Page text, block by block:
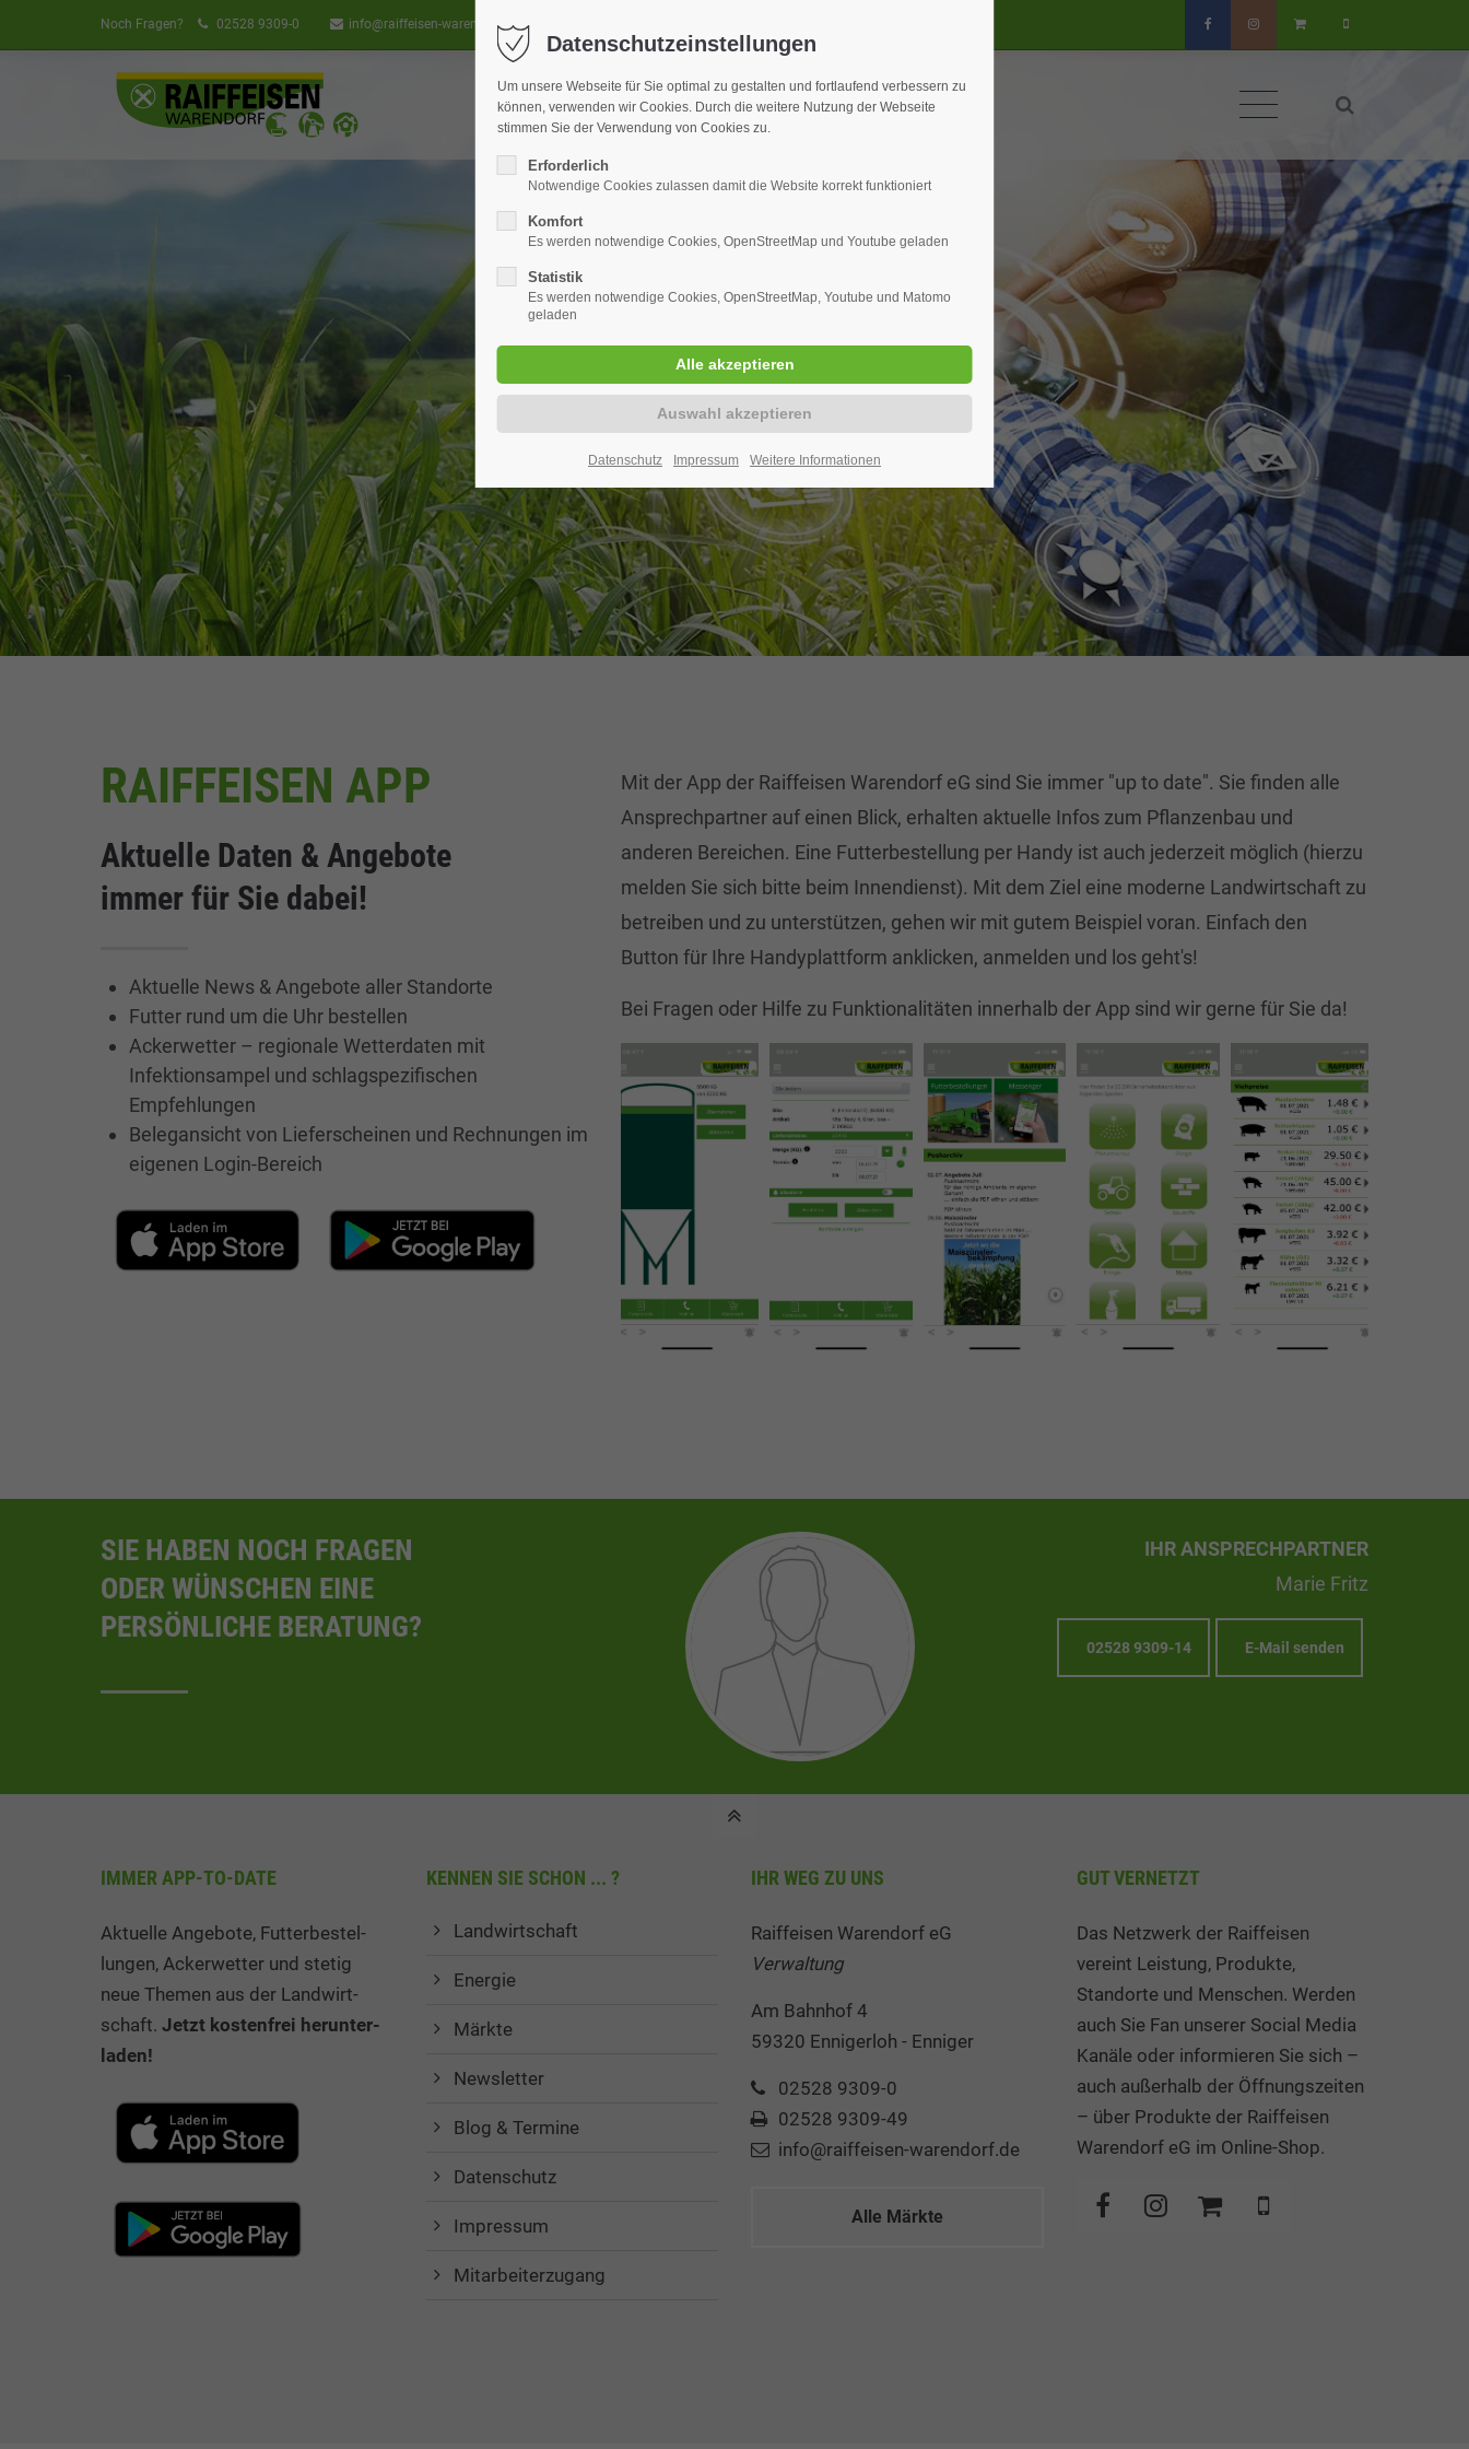
Noch Fragen? 02528 9309-0 info@raiffeisen-warendorf.de
RAIFFEISEN APP
Aktuelle Daten & Angebote
immer für Sie dabei!
Aktuelle News & Angebote aller Standorte
Futter rund um die Uhr bestellen
Ackerwetter – regionale Wetterdaten mit
Infektionsampel und schlagspezifischen
Empfehlungen
Belegansicht von Lieferscheinen und Rechnungen im
eigenen Login-Bereich
Mit der App der Raiffeisen Warendorf eG sind Sie immer "up to date". Sie finden alle
Ansprechpartner auf einen Blick, erhalten aktuelle Infos zum Pflanzenbau und
anderen Bereichen. Eine Futterbestellung per Handy ist auch jederzeit möglich (hierzu
melden Sie sich bitte beim Innendienst). Mit dem Ziel eine moderne Landwirtschaft zu
betreiben und zu unterstützen, gehen wir mit gutem Beispiel voran. Einfach den
Button für Ihre Handyplattform anklicken, anmelden und los geht's!
Bei Fragen oder Hilfe zu Funktionalitäten innerhalb der App sind wir gerne für Sie da!
SIE HABEN NOCH FRAGEN
ODER WÜNSCHEN EINE
PERSÖNLICHE BERATUNG?
IHR ANSPRECHPARTNER
Marie Fritz
E-Mail senden
02528 9309-14
IMMER APP-TO-DATE
Aktuelle Angebote, Fut­ter­be­stel­
lung­en, Ack­er­wet­ter und stetig
neue The­men aus der Land­wirt­
schaft. Jetzt kos­ten­frei her­un­ter­
la­den!
KENNEN SIE SCHON ... ?
Landwirtschaft
Energie
Märkte
Newsletter
Blog & Termine
Datenschutz
Impressum
Mitarbeiterzugang
IHR WEG ZU UNS
Raiffeisen Warendorf eG
Verwaltung
Am Bahnhof 4
59320 Ennigerloh - Enniger
02528 9309-0
02528 9309-49
info@raiffeisen-warendorf.de
Alle Märkte
GUT VERNETZT
Das Netzwerk der Raiffeisen
vereint Leistung, Produkte,
Standorte und Menschen. Werden
auch Sie Fan unserer Social Media
Kanäle oder informieren Sie sich –
auch außerhalb der Öffnungszeiten
– über Produkte der Raiffeisen
Warendorf eG im Online-Shop.
Datenschutzeinstellungen
Um unsere Webseite für Sie optimal zu gestalten und fortlaufend verbessern zu
können, verwenden wir Cookies. Durch die weitere Nutzung der Webseite
stimmen Sie der Verwendung von Cookies zu.
Erforderlich
Notwendige Cookies zulassen damit die Website korrekt funktioniert
Komfort
Es werden notwendige Cookies, OpenStreetMap und Youtube geladen
Statistik
Es werden notwendige Cookies, OpenStreetMap, Youtube und Matomo
geladen
Datenschutz Impressum Weitere Informationen